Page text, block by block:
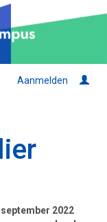
Aanmelden
2022